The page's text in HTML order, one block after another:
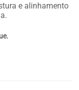
e alinhamento